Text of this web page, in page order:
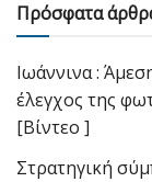
Πρόσφατα
Ιωάννινα :
έλεγχος της
[Βίντεο ]
Στρατηγική